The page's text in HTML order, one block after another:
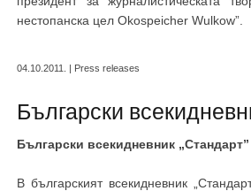
нестопанска цел Okospeicher Wulkow”.
04.10.2011. | Press releases
Български
Български всекидневник
В българският всекидневник